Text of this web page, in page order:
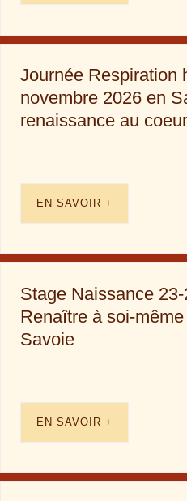
Journée Respiration
novembre 2026 en
renaissance au
EN SAVOIR +
Stage Naissance
Renaître à soi-
Savoie
EN SAVOIR +